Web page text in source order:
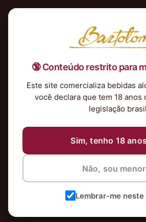
🔞 Conteúdo restrito para
Este site comercializa bebidas
você declara que tem 18 anos
legislação
Sim, tenho 18
Não, sou
Lembrar-me
Nossa Seleção TintosBrancos